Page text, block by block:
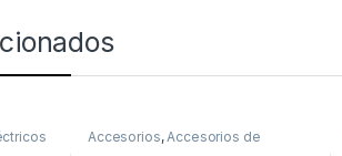
Accesorios, Accesorios de